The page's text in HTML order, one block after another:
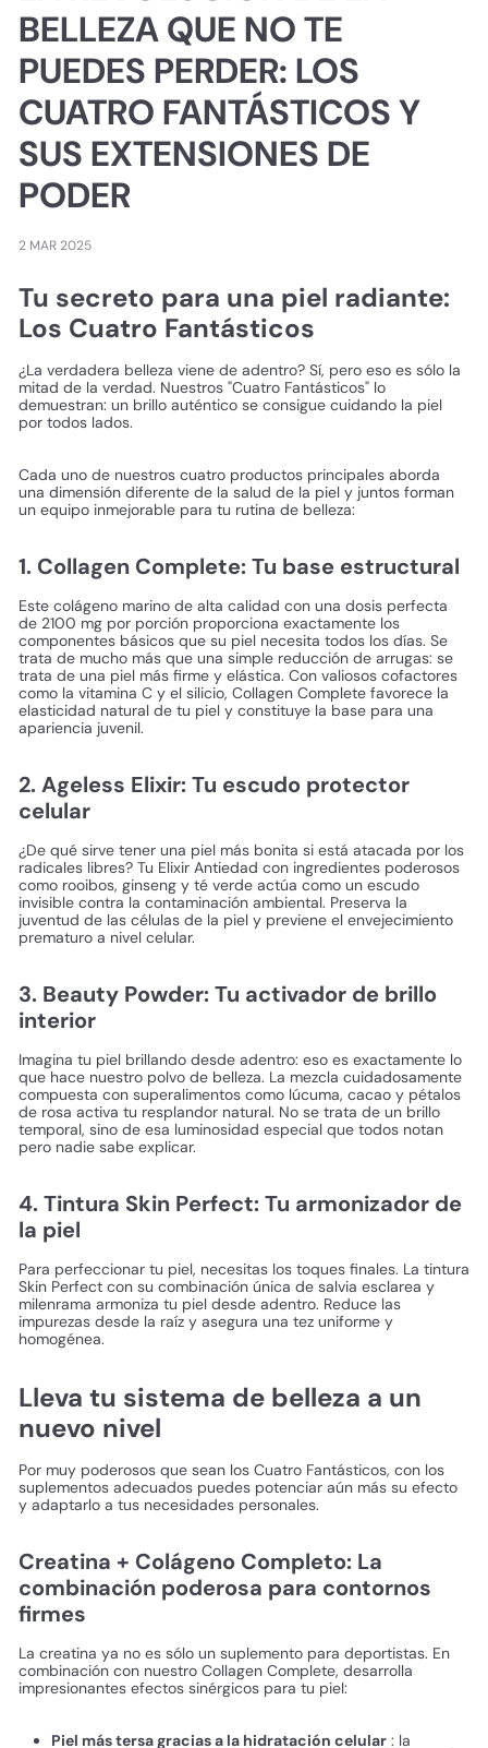
BELLEZA QUE NO TE
PUEDES PERDER: LOS
CUATRO FANTÁSTICOS Y
SUS EXTENSIONES DE
PODER
2 MAR 2025
Tu secreto para una piel radiante:
Los Cuatro Fantásticos
¿La verdadera belleza viene de adentro? Sí, pero eso es sólo la
mitad de la verdad. Nuestros "Cuatro Fantásticos" lo
demuestran: un brillo auténtico se consigue cuidando la piel
por todos lados.
Cada uno de nuestros cuatro productos principales aborda
una dimensión diferente de la salud de la piel y juntos forman
un equipo inmejorable para tu rutina de belleza:
1. Collagen Complete: Tu base estructural
Este colágeno marino de alta calidad con una dosis perfecta
de 2100 mg por porción proporciona exactamente los
componentes básicos que su piel necesita todos los días. Se
trata de mucho más que una simple reducción de arrugas: se
trata de una piel más firme y elástica. Con valiosos cofactores
como la vitamina C y el silicio, Collagen Complete favorece la
elasticidad natural de tu piel y constituye la base para una
apariencia juvenil.
2. Ageless Elixir: Tu escudo protector
celular
¿De qué sirve tener una piel más bonita si está atacada por los
radicales libres? Tu Elixir Antiedad con ingredientes poderosos
como rooibos, ginseng y té verde actúa como un escudo
invisible contra la contaminación ambiental. Preserva la
juventud de las células de la piel y previene el envejecimiento
prematuro a nivel celular.
3. Beauty Powder: Tu activador de brillo
interior
Imagina tu piel brillando desde adentro: eso es exactamente lo
que hace nuestro polvo de belleza. La mezcla cuidadosamente
compuesta con superalimentos como lúcuma, cacao y pétalos
de rosa activa tu resplandor natural. No se trata de un brillo
temporal, sino de esa luminosidad especial que todos notan
pero nadie sabe explicar.
4. Tintura Skin Perfect: Tu armonizador de
la piel
Para perfeccionar tu piel, necesitas los toques finales. La tintura
Skin Perfect con su combinación única de salvia esclarea y
milenrama armoniza tu piel desde adentro. Reduce las
impurezas desde la raíz y asegura una tez uniforme y
homogénea.
Lleva tu sistema de belleza a un
nuevo nivel
Por muy poderosos que sean los Cuatro Fantásticos, con los
suplementos adecuados puedes potenciar aún más su efecto
y adaptarlo a tus necesidades personales.
Creatina + Colágeno Completo: La
combinación poderosa para contornos
firmes
La creatina ya no es sólo un suplemento para deportistas. En
combinación con nuestro Collagen Complete, desarrolla
impresionantes efectos sinérgicos para tu piel:
Piel más tersa gracias a la hidratación celular : la